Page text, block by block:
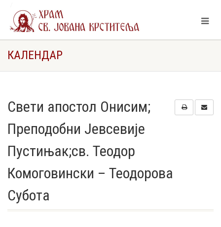
Теодор Комоговински – Теодорова Субота
КАЛЕНДАР
Свети апостол Онисим;
Преподобни Јевсевије
Пустињак;св. Теодор
Комоговински – Теодорова
Субота